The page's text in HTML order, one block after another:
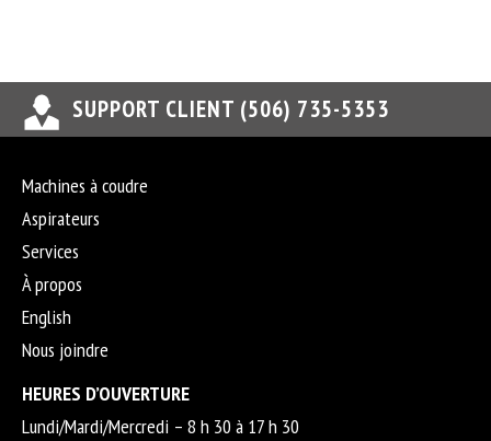
SUPPORT CLIENT (506) 735-5353
Machines à coudre
Aspirateurs
Services
À propos
English
Nous joindre
HEURES D’OUVERTURE
Lundi/Mardi/Mercredi – 8 h 30 à 17 h 30